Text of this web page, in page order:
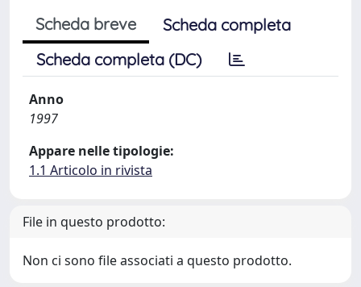
Scheda breve
Scheda completa
Scheda completa (DC)
Anno
1997
Appare nelle tipologie:
1.1 Articolo in rivista
File in questo prodotto:
Non ci sono file associati a questo prodotto.